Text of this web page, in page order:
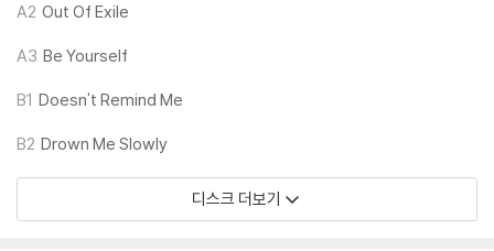
하니 침압 조절이 가능한 기기에서 재생하실 것을 권유 드립니다.
2) 디스크는 정전기와 먼지로 인해 재생이 원활하지 않은 경우가 있습니
3) 바늘에 먼지가 쌓이는 경우에도 재생이 원활하지 않을 수 있습니다.
※ 디스크 외관 불량
1) 열을 가하여 제작하는 바이닐 공정 특성상 디스크 표면이 미세하게 울
렁거리거나 휘어지는 경우가 있습니다.
A2 Out Of Exile
A3 Be Yourself
B1 Doesn't Remind Me
B2 Drown Me Slowly
디스크 더보기